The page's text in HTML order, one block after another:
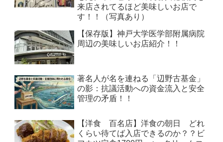
来店されてるほど美味しいお店で
す！！（写真あり）
【保存版】神戸大学医学部附属病院
周辺の美味しいお店紹介！！
著名人が名を連ねる「辺野古基金」
の影：抗議活動への資金流入と安全
管理の矛盾！！
【洋食 百名店】洋食の朝日 どれ
くらい待てば入店できるのか？？ビ